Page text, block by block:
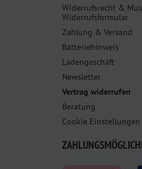
Widerrufsrecht &
Widerrufsformular
Zahlung & Versand
Batteriehinweis
Ladengeschäft
Newsletter
Vertrag widerrufen
Beratung
Cookie Einstellungen